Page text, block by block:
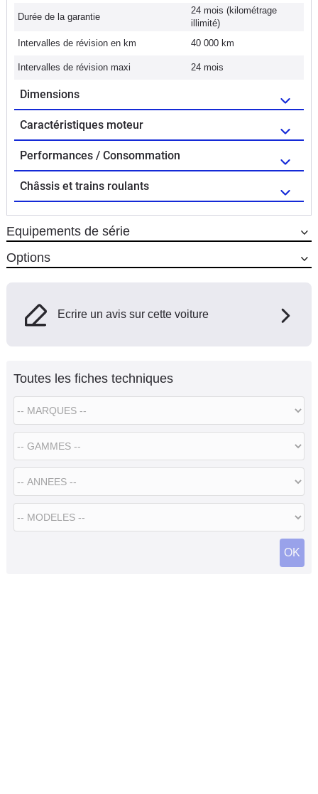
Durée de la garantie
24 mois (kilométrage
illimité)
Intervalles de révision en km
40 000 km
Intervalles de révision maxi 24 mois
Dimensions
Caractéristiques moteur
Performances / Consommation
Châssis et trains roulants
Equipements de série
Options
Ecrire un avis sur cette voiture
Toutes les fiches techniques